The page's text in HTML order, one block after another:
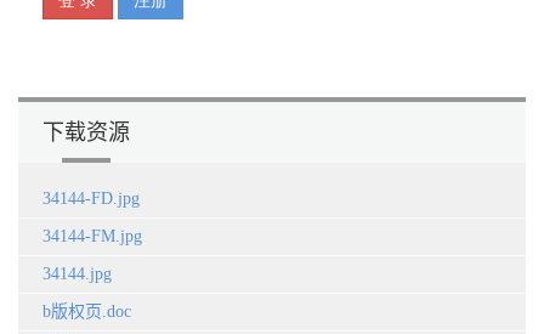
下载资源
34144-FD.jpg
34144-FM.jpg
34144.jpg
b版权页.doc